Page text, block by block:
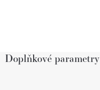
Doplňkové parametry